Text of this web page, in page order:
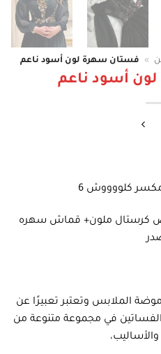
» فستان سهرة لون أسود ناعم
أسود ناعم
كلووووش 6
كرستال ملون+ قماش سهره
الملابس وتعتبر تعبيرًا عن
في مجموعة متنوعة من